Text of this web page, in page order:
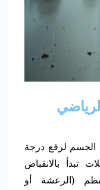
الجسم لرفع درجة
تبدأ بالانقباض
(الرعشة أو